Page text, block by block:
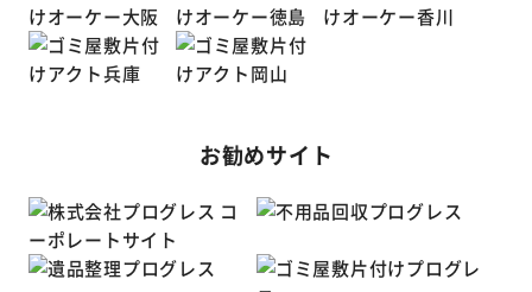
お勧めサイト